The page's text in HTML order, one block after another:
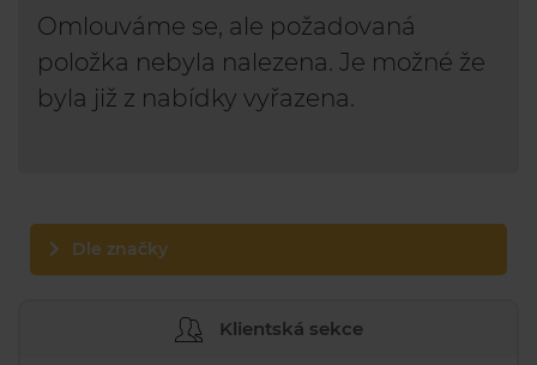
Omlouváme se, ale požadovaná
položka nebyla nalezena. Je možné že
byla již z nabídky vyřazena.
Dle značky
Klientská sekce